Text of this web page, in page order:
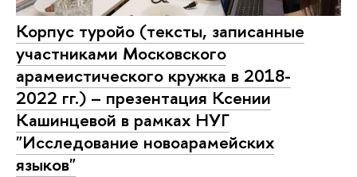
Корпус туройо (тексты, записанные
участниками Московского
арамеистического кружка в 2018-
2022 гг.) – презентация Ксении
Кашинцевой в рамках НУГ
"Исследование новоарамейских
языков"